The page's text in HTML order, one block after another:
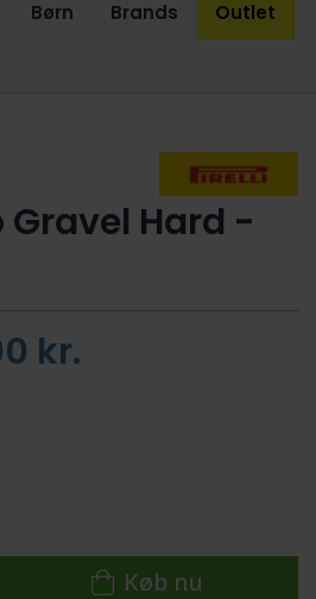
Børn Brands Outlet
Hard -
kr.
Køb nu